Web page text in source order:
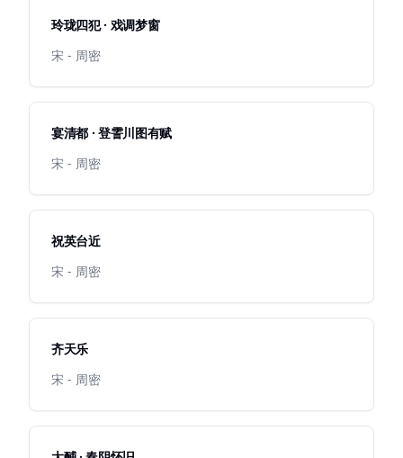
玲珑四犯 · 戏调梦窗
宋 - 周密
宴清都 · 登霅川图有赋
宋 - 周密
祝英台近
宋 - 周密
齐天乐
宋 - 周密